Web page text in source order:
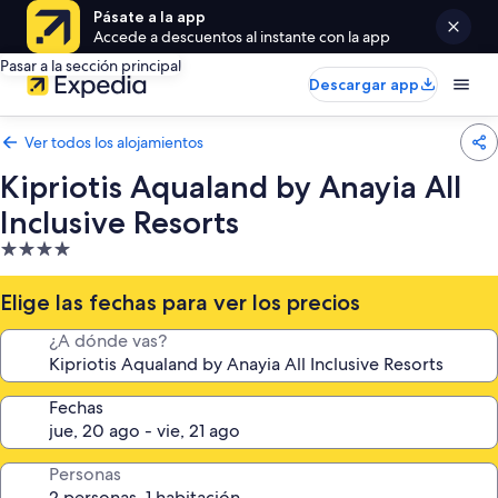
Pásate a la app
Accede a descuentos al instante con la app
Pasar a la sección principal
Descargar app
Ver todos los alojamientos
Kipriotis Aqualand by Anayia All
Inclusive Resorts
Alojamiento
de
4.0 estrellas
Elige las fechas para ver los precios
¿A dónde vas?
Fechas
Personas